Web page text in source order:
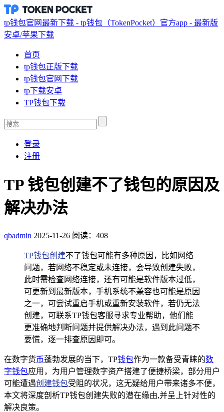
tp钱包官网最新下载 - tp钱包（TokenPocket）官方app - 最新版
安卓/苹果下载
首页
tp钱包正版下载
tp钱包官网下载
tp下载安卓
TP钱包下载
登录
注册
TP 钱包创建不了钱包的原因及
解决办法
qbadmin 2025-11-26 阅读：408
TP钱包创建不了钱包可能有多种原因，比如网络
问题，若网络不稳定或未连接，会导致创建失败，
此时需检查网络连接，还有可能是软件版本过低，
可更新到最新版本，手机系统不兼容也可能是原因
之一，可尝试重启手机或重新安装软件，若仍无法
创建，可联系TP钱包客服寻求专业帮助，他们能
更准确地判断问题并提供解决办法，遇到此问题不
要慌，逐一排查原因即可。
在数字货币蓬勃发展的当下，TP钱包作为一款备受青睐的数
字钱包应用，为用户管理数字资产搭建了便捷桥梁，部分用户
可能遭遇创建钱包受阻的状况，这无疑给用户带来诸多不便，
本文将深度剖析TP钱包创建失败的潜在缘由,并呈上针对性的
解决良策。